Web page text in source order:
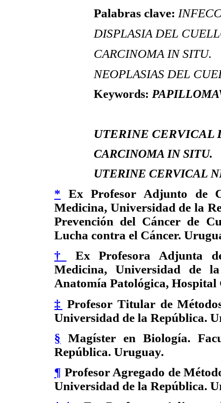
Palabras clave:
DISPLASIA DEL
CARCINOMA IN SITU.
NEOPLASIAS DEL
Keywords:
UTERINE CERVICAL
CARCINOMA IN SITU.
UTERINE CERVICAL
* Ex Profesor Adjunto de
Medicina, Universidad de la
Prevención del Cáncer de
Lucha contra el Cáncer.
†
Ex Profesora Adjunta
Medicina, Universidad de
Anatomía Patológica,
‡ Profesor Titular de
Universidad de la República.
§ Magíster en Biología.
República. Uruguay.
¶ Profesor Agregado de
Universidad de la República.